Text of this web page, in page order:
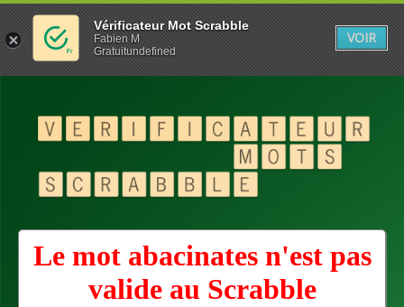
Le mot abacinates n'est pas
valide au Scrabble
Vérificateur Mot Scrabble
Fabien M
Gratuitundefined
VOIR